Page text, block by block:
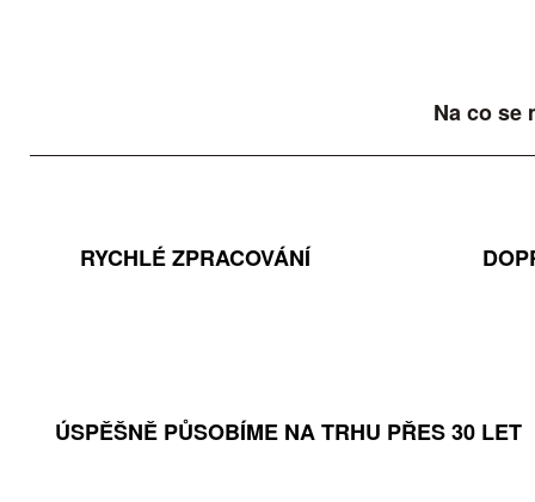
Na co se
RYCHLÉ ZPRACOVÁNÍ
ÚSPĚŠNĚ PŮSOBÍME NA TRHU PŘES 30 LET